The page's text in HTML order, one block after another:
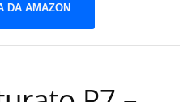
DA AMAZON